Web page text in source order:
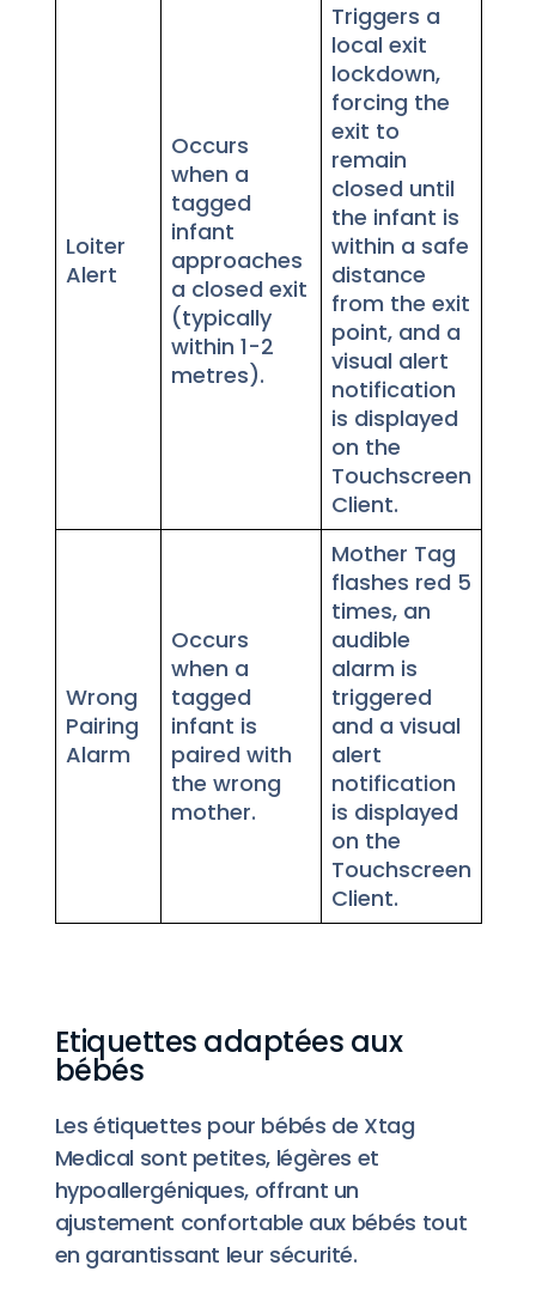
Loiter
Alert
Occurs
when a
tagged
infant
approaches
a closed exit
(typically
within 1-2
metres).
Triggers a
local exit
lockdown,
forcing the
exit to
remain
closed until
the infant is
within a safe
distance
from the exit
point, and a
visual alert
notification
is displayed
on the
Touchscreen
Client.
Wrong
Pairing
Alarm
Occurs
when a
tagged
infant is
paired with
the wrong
mother.
Mother Tag
flashes red 5
times, an
audible
alarm is
triggered
and a visual
alert
notification
is displayed
on the
Touchscreen
Client.
Etiquettes adaptées aux
bébés
Les étiquettes pour bébés de Xtag
Medical sont petites, légères et
hypoallergéniques, offrant un
ajustement confortable aux bébés tout
en garantissant leur sécurité.